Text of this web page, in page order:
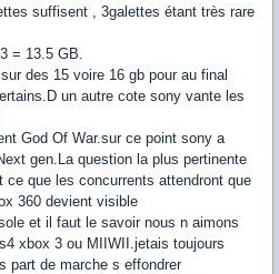
suffisent , 3galettes étant très rare
= 13.5 GB.
des 15 voire 16 gb pour au final
un autre cote sony vante les
God Of War.sur ce point sony a
gen.La question la plus pertinente
que les concurrents attendront que
360 devient visible
et il faut le savoir nous n aimons
xbox 3 ou MIIWII.jetais toujours
part de marche s effondrer